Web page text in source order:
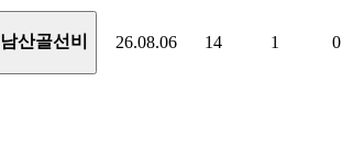
남산골선비 26.08.06 14 1 0